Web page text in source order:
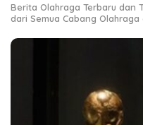
Berita Olahraga Terbaru dan
dari Semua Cabang Olahraga